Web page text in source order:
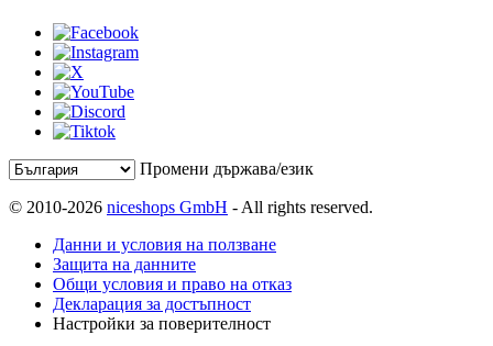
Промени държава/език
© 2010-2026 niceshops GmbH - All rights reserved.
Данни и условия на ползване
Защита на данните
Общи условия и право на отказ
Декларация за достъпност
Настройки за поверителност